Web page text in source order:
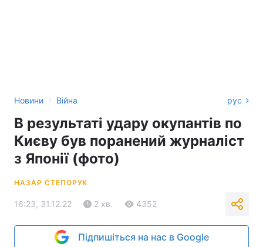
Новини › Війна рус
В результаті удару окупантів по
Києву був поранений журналіст
з Японії (фото)
НАЗАР СТЕПОРУК
16:23, 31.12.22 2 хв. 4352
Підпишіться на нас в Google